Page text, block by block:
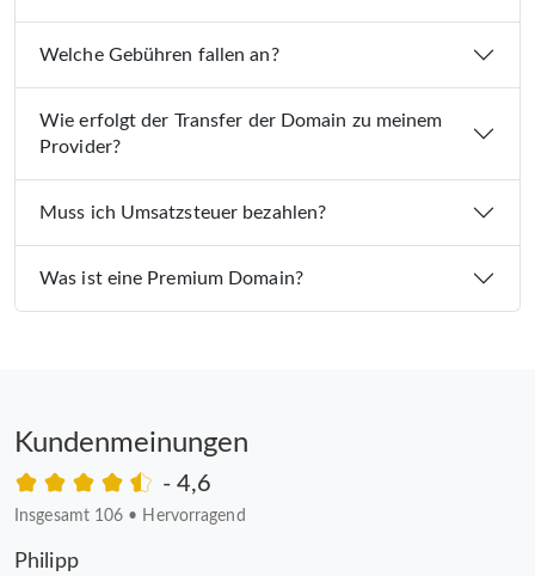
Welche Gebühren fallen an?
Wie erfolgt der Transfer der Domain zu meinem
Provider?
Muss ich Umsatzsteuer bezahlen?
Was ist eine Premium Domain?
Kundenmeinungen
- 4,6
Insgesamt 106 • Hervorragend
Philipp